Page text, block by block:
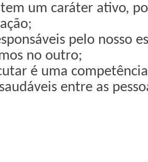
um caráter ativo,
pelo nosso
no outro;
é uma
entre as